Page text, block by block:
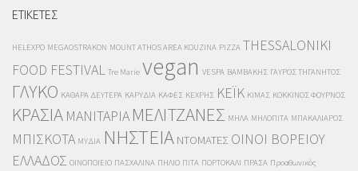
ΕΤΙΚΕΤΕΣ
HELEXPO MEGAOSTRAKON MOUNT ATHOS AREA KOUZINA PIZZA THESSALONIKI
FOOD FESTIVAL Tre Marie vegan VESPA ΒΑΜΒΑΚΗΣ ΓΑΥΡΟΣ ΤΗΓΑΝΗΤΟΣ
ΓΛΥΚΟ ΚΑΘΑΡΑ ΔΕΥΤΕΡΑ ΚΑΡΥΔΙΑ ΚΑΦΕΣ ΚΕΧΡΗΣ ΚΕΪΚ ΚΙΜΑΣ ΚΟΚΚΙΝΟΣ ΦΟΥΡΝΟΣ
ΚΡΑΣΙΑ ΜΑΝΙΤΑΡΙΑ ΜΕΛΙΤΖΑΝΕΣ ΜΗΛΑ ΜΗΛΟΠΙΤΑ ΜΠΑΚΑΛΙΑΡΟΣ
ΜΠΙΣΚΟΤΑ ΜΥΔΙΑ ΝΗΣΤΕΙΑ ΝΤΟΜΑΤΕΣ ΟΙΝΟΙ ΒΟΡΕΙΟΥ
ΕΛΛΑΔΟΣ ΟΙΝΟΠΟΙΕΙΟ ΠΑΣΧΑΛΙΝΑ ΠΗΛΙΟ ΠΙΤΑ ΠΟΡΤΟΚΑΛΙ ΠΡΑΣΑ Προαθωνικός